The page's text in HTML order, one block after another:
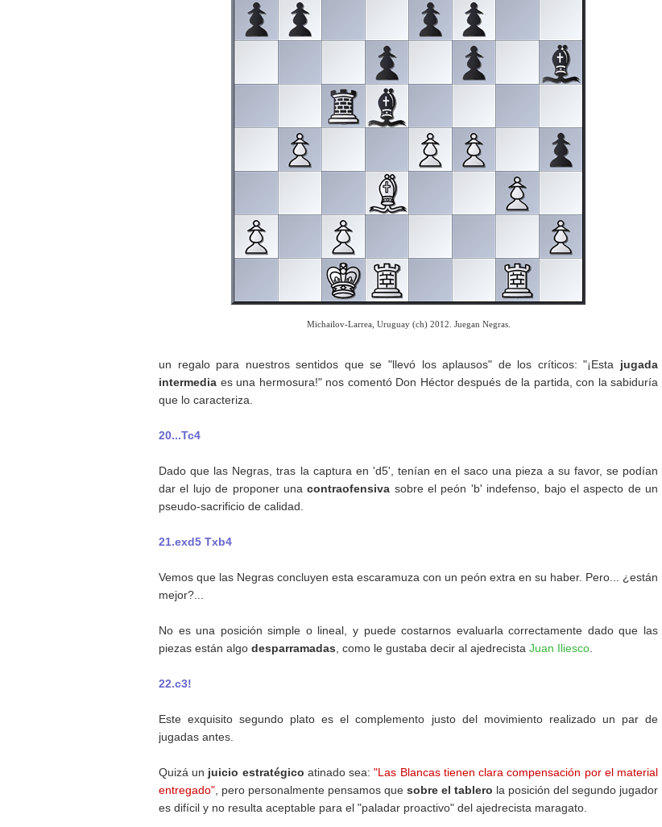
Michailov-Larrea, Uruguay (ch) 2012. Juegan Negras.
un regalo para nuestros sentidos que se "llevó los aplausos" de los críticos: "¡Esta jugada
intermedia es una hermosura!" nos comentó Don Héctor después de la partida, con la sabiduría
que lo caracteriza.
20...Tc4
Dado que las Negras, tras la captura en 'd5', tenían en el saco una pieza a su favor, se podían
dar el lujo de proponer unacontraofensiva sobre el peón 'b' indefenso, bajo el aspecto de un
pseudo-sacrificio de calidad.
21.exd5 Txb4
Vemos que las Negras concluyen esta escaramuza con un peón extra en su haber. Pero... ¿están
mejor?...
No es una posición simple o lineal, y puede costarnos evaluarla correctamente dado que las
piezas están algo desparramadas , como le gustaba decir al ajedrecista Juan Iliesco
22.c3!
Este exquisito segundo plato es el complemento justo del movimiento realizado un par de
jugadas antes.
Quizá un juicio estratégico atinado sea:"Las Blancas tienen clara compensación por el material
entregado" , pero personalmente pensamos que sobre el tablero la posición del segundo jugador
es difícil y no resulta aceptable para el "paladar proactivo" del ajedrecista maragato.